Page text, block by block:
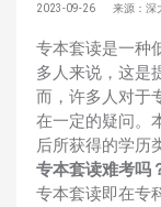
2023-09-26 来源：深
专本套读是一种
多人来说，这是
而，许多人对于
在一定的疑问。
后所获得的学历
专本套读难考吗
专本套读即在专